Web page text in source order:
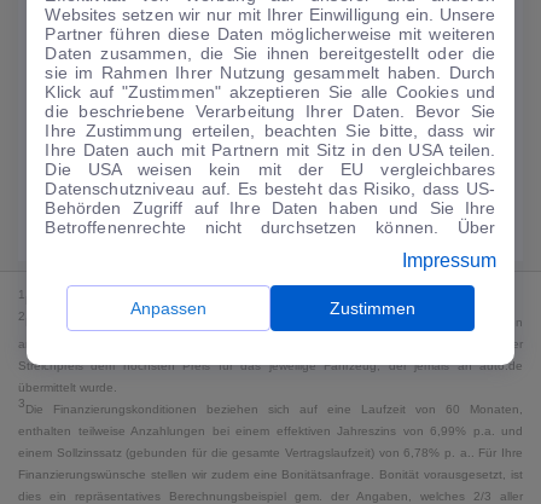
188€/mtl.
Guter Preis4
0 € Anzahlung ·60 Monate ·Finanzierungs-Details
Angebot anfragen Rate anpassen
Kraftstoffverbrauch komb. 18 l/100 km · CO₂-Emissionen komb. 0 g/km ·
CO₂-Klasse G · WLTP*
1
2 Bei dem Streichpreis handelt es sich für Neufahrzeuge und junge Gebrauchte um den
an auto.de übermittelten Listenpreis. Für alle anderen Fahrzeuge entspricht der
Streichpreis dem höchsten Preis für das jeweilige Fahrzeug, der jemals an auto.de
übermittelt wurde.
3Die Finanzierungskonditionen beziehen sich auf eine Laufzeit von 60 Monaten,
enthalten teilweise Anzahlungen bei einem effektiven Jahreszins von 6,99% p.a. und
einem Sollzinssatz (gebunden für die gesamte Vertragslaufzeit) von 6,78% p. a.. Für Ihre
Finanzierungswünsche stellen wir zudem eine Bonitätsanfrage. Bonität vorausgesetzt, ist
dies ein repräsentatives Berechnungsbeispiel gem. der Angaben, welches 2/3 aller
Websites setzen wir nur mit Ihrer Einwilligung ein. Unsere
Partner führen diese Daten möglicherweise mit weiteren
Daten zusammen, die Sie ihnen bereitgestellt oder die
sie im Rahmen Ihrer Nutzung gesammelt haben. Durch
Klick auf "Zustimmen" akzeptieren Sie alle Cookies und
die beschriebene Verarbeitung Ihrer Daten. Bevor Sie
Ihre Zustimmung erteilen, beachten Sie bitte, dass wir
Ihre Daten auch mit Partnern mit Sitz in den USA teilen.
Die USA weisen kein mit der EU vergleichbares
Datenschutzniveau auf. Es besteht das Risiko, dass US-
Behörden Zugriff auf Ihre Daten haben und Sie Ihre
Betroffenenrechte nicht durchsetzen können. Über
anpassen. Dies ist auch später jederzeit im Bereich
Cookie-Richtliniemöglich. Weitere Informationen finden
Sie in unsererDatenschutzerklärung .
Impressum
Anpassen Zustimmen